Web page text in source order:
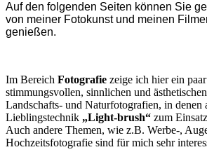
Auf den folgenden Seiten können Sie
von meiner Fotokunst und meinen
genießen.
Im Bereich Fotografie zeige ich hier ein
stimmungsvollen, sinnlichen und
Landschafts- und Naturfotografien, in denen
Lieblingstechnik „Light-brush“ zum
Auch andere Themen, wie z.B. Werbe-,
Hochzeitsfotografie sind für mich sehr